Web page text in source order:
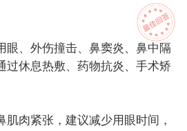
眼、外伤撞击、鼻窦炎、鼻中隔
过休息热敷、药物抗炎、手术矫
肌肉紧张，建议减少用眼时间，